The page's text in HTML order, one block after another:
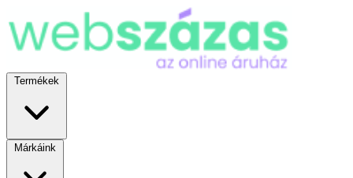
Termékek
Márkáink